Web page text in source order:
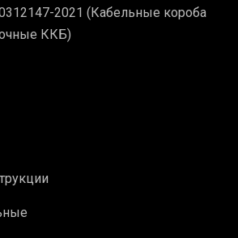
2021 (Кабельные короба
ККБ)